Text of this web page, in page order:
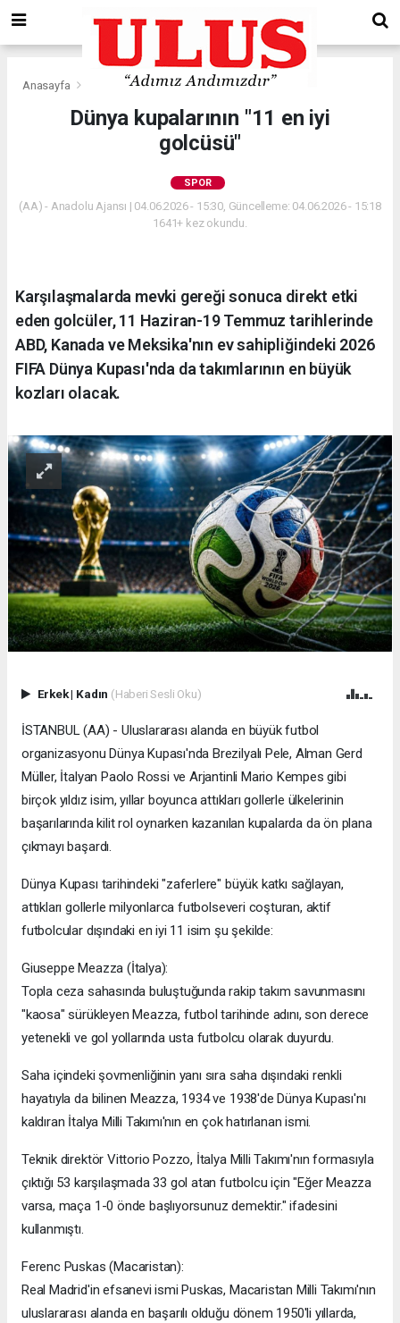
Anasayfa
Dünya kupalarının "11 en iyi
golcüsü"
SPOR
(AA) - Anadolu Ajansı | 04.06.2026 - 15:30, Güncelleme: 04.06.2026 - 15:18
1641+ kez okundu.
Karşılaşmalarda mevki gereği sonuca direkt etki
eden golcüler, 11 Haziran-19 Temmuz tarihlerinde
ABD, Kanada ve Meksika'nın ev sahipliğindeki 2026
FIFA Dünya Kupası'nda da takımlarının en büyük
kozları olacak.
Erkek| Kadın (Haberi Sesli Oku)
İSTANBUL (AA) - Uluslararası alanda en büyük futbol
organizasyonu Dünya Kupası'nda Brezilyalı Pele, Alman Gerd
Müller, İtalyan Paolo Rossi ve Arjantinli Mario Kempes gibi
birçok yıldız isim, yıllar boyunca attıkları gollerle ülkelerinin
başarılarında kilit rol oynarken kazanılan kupalarda da ön plana
çıkmayı başardı.
Dünya Kupası tarihindeki "zaferlere" büyük katkı sağlayan,
attıkları gollerle milyonlarca futbolseveri coşturan, aktif
futbolcular dışındaki en iyi 11 isim şu şekilde:
Giuseppe Meazza (İtalya):
Topla ceza sahasında buluştuğunda rakip takım savunmasını
"kaosa" sürükleyen Meazza, futbol tarihinde adını, son derece
yetenekli ve gol yollarında usta futbolcu olarak duyurdu.
Saha içindeki şovmenliğinin yanı sıra saha dışındaki renkli
hayatıyla da bilinen Meazza, 1934 ve 1938'de Dünya Kupası'nı
kaldıran İtalya Milli Takımı'nın en çok hatırlanan ismi.
Teknik direktör Vittorio Pozzo, İtalya Milli Takımı'nın formasıyla
çıktığı 53 karşılaşmada 33 gol atan futbolcu için "Eğer Meazza
varsa, maça 1-0 önde başlıyorsunuz demektir." ifadesini
kullanmıştı.
Ferenc Puskas (Macaristan):
Real Madrid'in efsanevi ismi Puskas, Macaristan Milli Takımı'nın
uluslararası alanda en başarılı olduğu dönem 1950'li yıllarda,